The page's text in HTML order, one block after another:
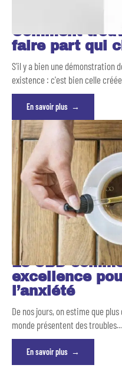
Comment
faire part qui
S'il y a bien une démonstration
existence : c'est bien celle créée
En savoir plus
Le CBD
excellence
l’anxiété
De nos jours, on estime que
monde présentent des troubles…
En savoir plus